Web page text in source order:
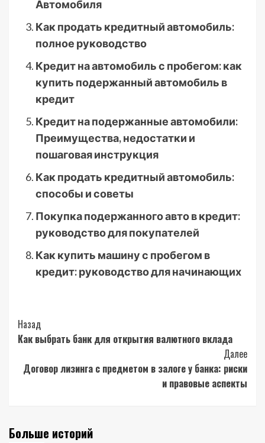
Автомобиля
Как продать кредитный автомобиль:
полное руководство
Кредит на автомобиль с пробегом: как
купить подержанный автомобиль в
кредит
Кредит на подержанные автомобили:
Преимущества, недостатки и
пошаговая инструкция
Как продать кредитный автомобиль:
способы и советы
Покупка подержанного авто в кредит:
руководство для покупателей
Как купить машину с пробегом в
кредит: руководство для начинающих
Post
Navigation
Назад
Как выбрать банк для открытия валютного вклада
Далее
Договор лизинга с предметом в залоге у банка: риски
и правовые аспекты
Больше историй